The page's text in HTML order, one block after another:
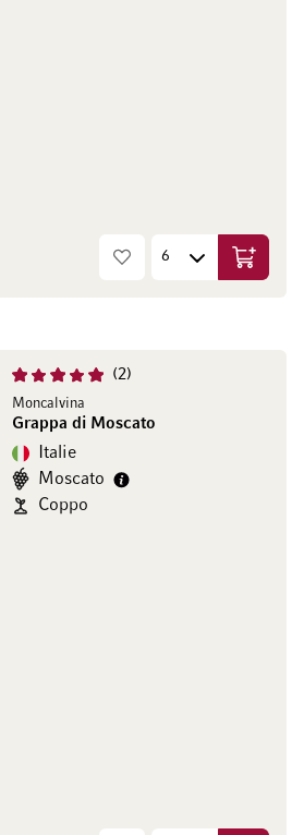
Ajouter
2
Moncalvina
Grappa di Moscato
Italie
Moscato
Coppo